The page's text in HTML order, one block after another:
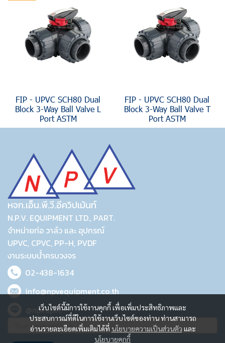
FIP - UPVC SCH80 Dual
Block 3-Way Ball Valve L
Port ASTM
FIP - UPVC SCH80 Dual
Block 3-Way Ball Valve T
Port ASTM
เว็บไซต์นี้มีการใช้งานคุกกี้ เพื่อเพิ่มประสิทธิภาพและ
ประสบการณ์ที่ดีในการใช้งานเว็บไซต์ของท่าน ท่านสามารถ
อ่านรายละเอียดเพิ่มเติมได้ที่ นโยบายความเป็นส่วนตัว และ
นโยบายคุกกี้
หจก.เอ็น.พี.วี.อีควิปเม้นท์
N.P.V. EQUIPMENT LTD., PART.
จำหน่ายท่อ วาล์ว และ อุปกรณ์
UPVC, CPVC, PP-H, PVDF
งานระบบน้ำครบวงจร
02-438-1634
info@npvequipment.co.th
@npvupvc